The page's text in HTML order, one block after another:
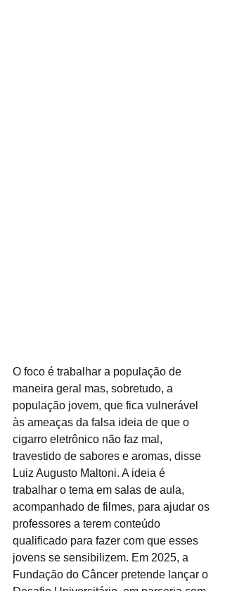
O foco é trabalhar a população de
maneira geral mas, sobretudo, a
população jovem, que fica vulnerável
às ameaças da falsa ideia de que o
cigarro eletrônico não faz mal,
travestido de sabores e aromas, disse
Luiz Augusto Maltoni. A ideia é
trabalhar o tema em salas de aula,
acompanhado de filmes, para ajudar os
professores a terem conteúdo
qualificado para fazer com que esses
jovens se sensibilizem. Em 2025, a
Fundação do Câncer pretende lançar o